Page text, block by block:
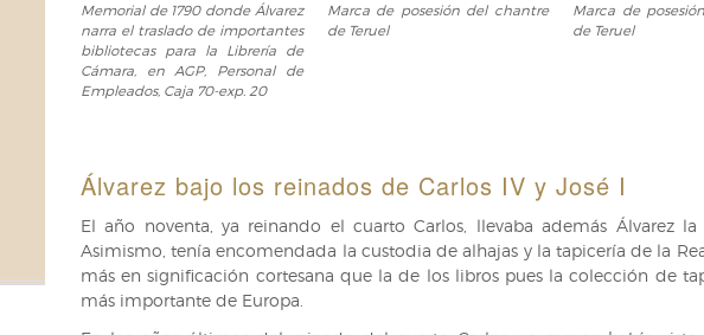
de
1790
donde
Álvarez
de
bibliotecas
para
la
Librería
Memorial de 1790 donde Álvarez
narra el traslado de importantes
bibliotecas para la Librería de
Cámara, en AGP, Personal de
Empleados, Caja 70-exp. 20
de
posesión
Marca de posesión del chantre
de Teruel
de
posesión
Marca de
de Teruel
Álvarez bajo los reinados de Carlos IV y José I
El año noventa, ya reinando el cuarto Carlos, llevaba además Álvarez
Asimismo, tenía encomendada la custodia de alhajas y la tapicería de la
más en significación cortesana que la de los libros pues la colección de
más importante de Europa.